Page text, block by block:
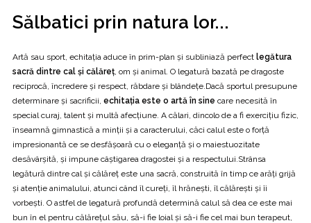
Sălbatici prin natura lor...
Artă sau sport, echitaţia aduce în prim-plan şi subliniază perfect legătura
sacră dintre cal şi călăreţ , om şi animal. O legatură bazată pe dragoste
reciprocă, încredere şi respect, răbdare şi blândeţe.Dacă sportul presupune
determinare şi sacrificii, echitaţia este o artă în sine care necesită în
special curaj, talent şi multă afecţiune. A călari, dincolo de a fi exerciţiu fizic,
înseamnă gimnastică a minţii şi a caracterului, căci calul este o forţă
impresionantă ce se desfăşoară cu o eleganţă şi o maiestuozitate
desăvârşită, şi impune câştigarea dragostei şi a respectului.Strânsa
legătură dintre cal şi călăreţ este una sacră, construită în timp ce arăţi grijă
şi atenţie animalului, atunci când îl cureţi, îl hrăneşti, îl călăreşti şi îi
vorbeşti. O astfel de legatură profundă determină calul să dea ce este mai
bun în el pentru călăreţul său, să-i fie loial şi să-i fie cel mai bun terapeut,